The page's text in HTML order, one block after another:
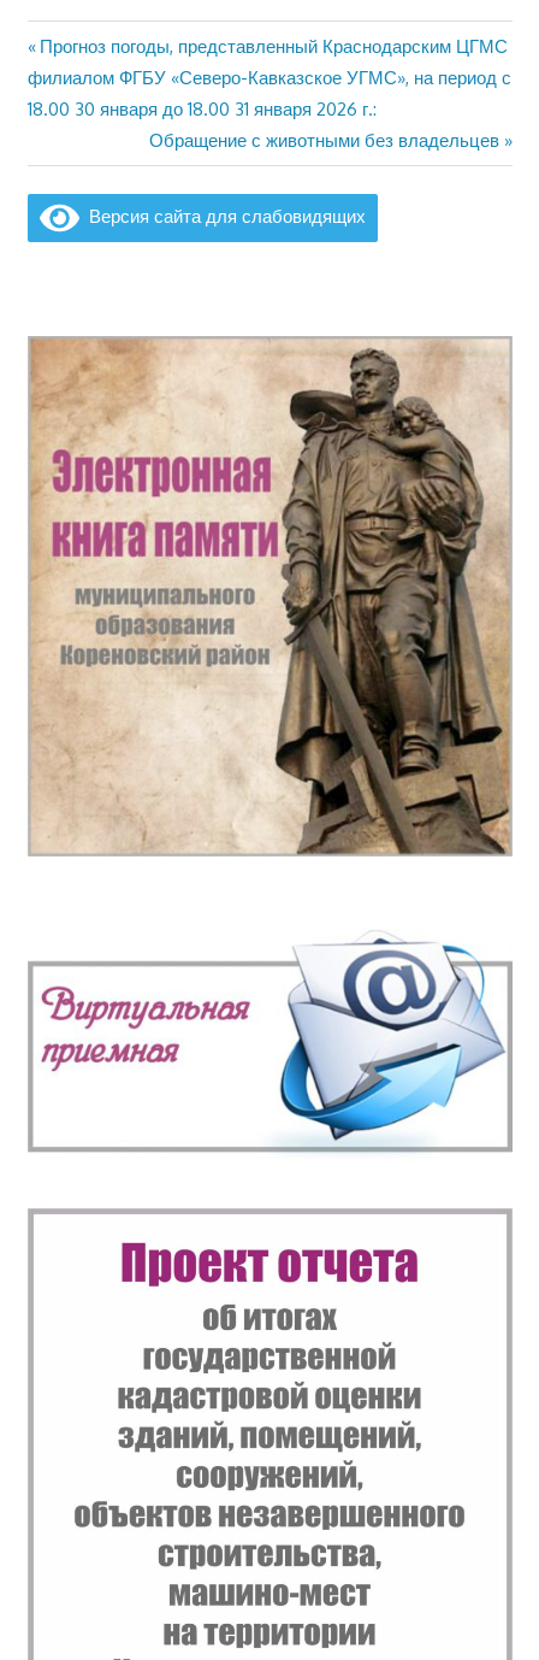
Навигация
по
Предыдущая
запись:
Прогноз погоды, представленный Краснодарским ЦГМС
филиалом ФГБУ «Северо-Кавказское УГМС», на период с
18.00 30 января до 18.00 31 января 2026 г.:
Следующая
запись:
Обращение с животными без владельцев
Версия сайта для слабовидящих